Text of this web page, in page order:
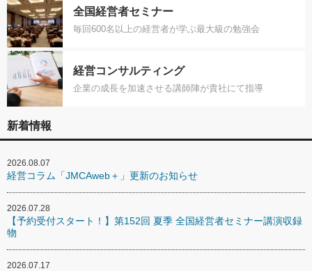
全国経営者セミナー
毎回600名以上の経営者が学ぶ最大級の勉強会
経営コンサルティング
企業の成長を加速させる講師陣が貴社にて指導
新着情報
2026.08.07
経営コラム「JMCAweb＋」更新のお知らせ
2026.07.28
【予約受付スタート！】第152回 夏季 全国経営者セミナー講演収録
物
2026.07.17